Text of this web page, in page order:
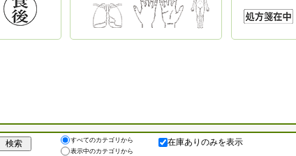
すべてのカテゴリから
表示中のカテゴリから
在庫ありのみを表示